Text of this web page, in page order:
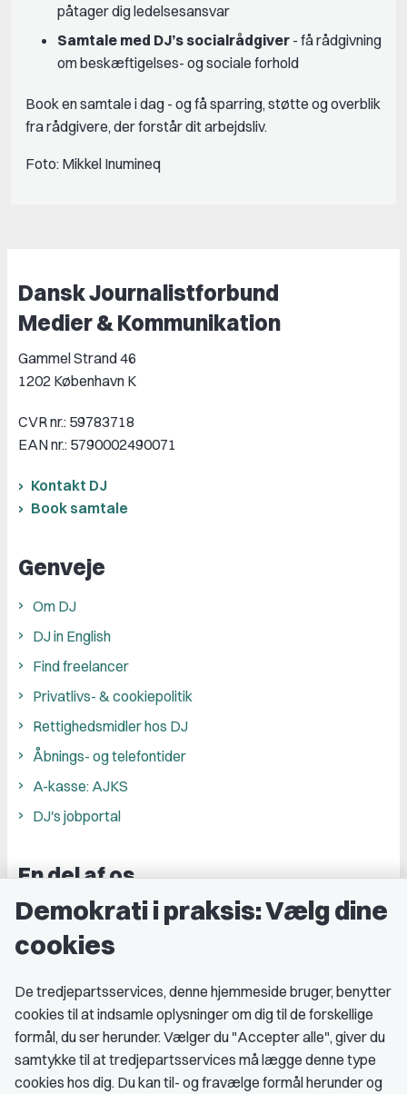
påtager dig ledelsesansvar
Samtale med DJ’s socialrådgiver - få rådgivning
om beskæftigelses- og sociale forhold
Book en samtale i dag - og få sparring, støtte og overblik
fra rådgivere, der forstår dit arbejdsliv.
Foto: Mikkel Inumineq
Dansk Journalistforbund
Medier & Kommunikation
Gammel Strand 46
1202 København K
CVR nr.: 59783718
EAN nr.: 5790002490071
Kontakt DJ
Book samtale
Genveje
Om DJ
DJ in English
Find freelancer
Privatlivs- & cookiepolitik
Rettighedsmidler hos DJ
Åbnings- og telefontider
A-kasse: AJKS
DJ's jobportal
En del af os
Grupper og kredse
Studenterorganisationer
Medlemskab
Fordele som medlem
Demokrati i praksis: Vælg dine
cookies
De tredjepartsservices, denne hjemmeside bruger, benytter
cookies til at indsamle oplysninger om dig til de forskellige
formål, du ser herunder. Vælger du "Accepter alle", giver du
samtykke til at tredjepartsservices må lægge denne type
cookies hos dig. Du kan til- og fravælge formål herunder og